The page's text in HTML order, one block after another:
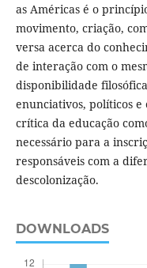
as Américas é o
movimento, criação,
versa acerca do
de interação com o
disponibilidade
enunciativos, políticos e
crítica da educação
necessário para a
responsáveis com a
descolonização.
DOWNLOADS